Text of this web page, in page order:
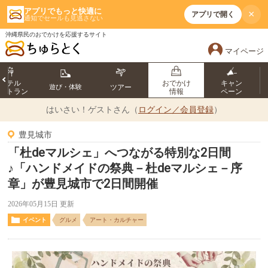
アプリでもっと快適に
通知でセールも見逃さない アプリで開く ×
沖縄県民のおでかけを応援するサイト
マイページ
ホテル
トラン
遊び・体験 ツアー
おでかけ
情報
キャン
ペーン
はいさい！ ゲストさん（ ログイン／会員登録）
豊見城市
「杜deマルシェ」へつながる特別な2日間
♪「ハンドメイドの祭典－杜deマルシェ－序
章」が豊見城市で2日間開催
2026年05月15日 更新
イベント グルメ アート・カルチャー